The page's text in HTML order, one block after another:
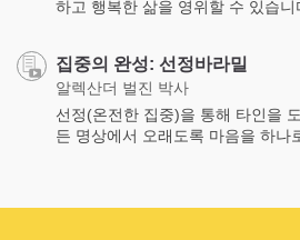
하고 행복한 삶을 영위할 수 있습니
집중의 완성: 선정바라밀
알렉산더 벌진 박사
선정(온전한 집중)을 통해 타인을
든 명상에서 오래도록 마음을 하나